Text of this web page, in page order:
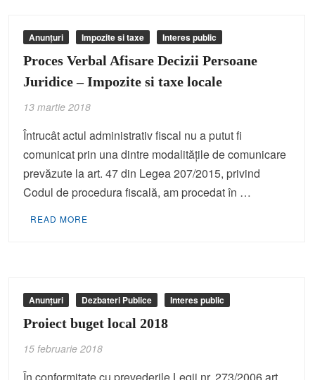
Anunțuri Impozite si taxe Interes public
Proces Verbal Afisare Decizii Persoane
Juridice – Impozite si taxe locale
13 martie 2018
Întrucât actul administrativ fiscal nu a putut fi
comunicat prin una dintre modalităţile de comunicare
prevăzute la art. 47 din Legea 207/2015, privind
Codul de procedura fiscală, am procedat în …
READ MORE
Anunțuri Dezbateri Publice Interes public
Proiect buget local 2018
15 februarie 2018